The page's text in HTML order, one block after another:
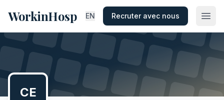
WorkinHosp EN Recruter avec nous
CE